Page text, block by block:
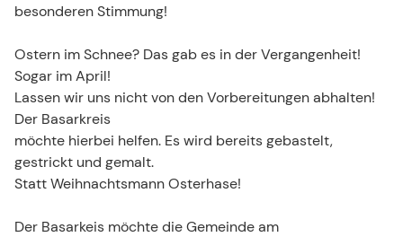
besonderen Stimmung!
Ostern im Schnee? Das gab es in der Vergangenheit!
Sogar im April!
Lassen wir uns nicht von den Vorbereitungen abhalten!
Der Basarkreis
möchte hierbei helfen. Es wird bereits gebastelt,
gestrickt und gemalt.
Statt Weihnachtsmann Osterhase!
Der Basarkeis möchte die Gemeinde am